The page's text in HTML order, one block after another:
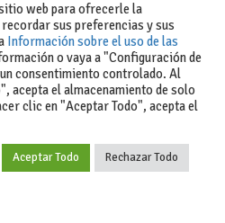
+34 627 35
web para ofrecerle la
sus preferencias y sus
Información sobre el uso de las
o vaya a "Configuración de
consentimiento controlado. Al
acepta el almacenamiento de solo
clic en "Aceptar Todo", acepta el
Aceptar Todo Rechazar Todo